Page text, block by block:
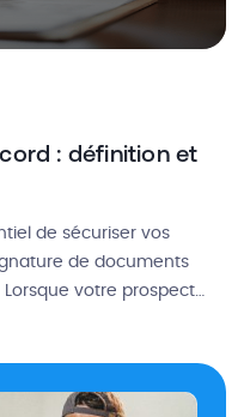
: définition et
de sécuriser vos
de documents
votre prospect
ou pas ? Quelle est la